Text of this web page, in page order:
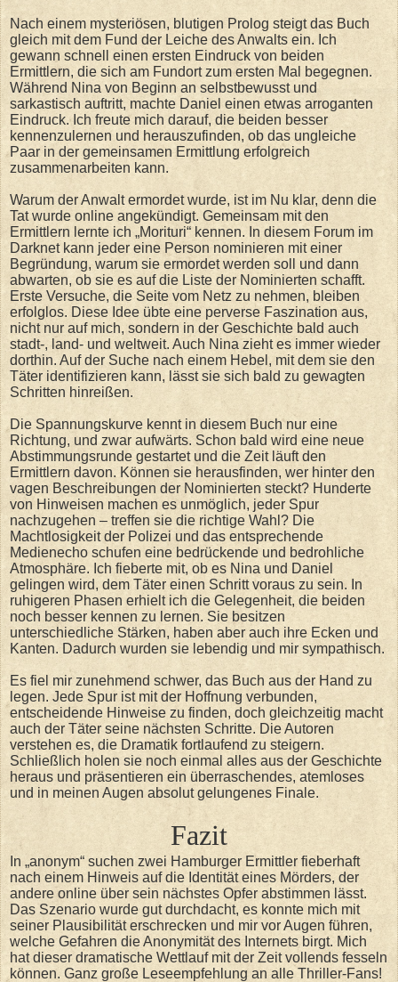
Nach einem mysteriösen, blutigen Prolog steigt das Buch
gleich mit dem Fund der Leiche des Anwalts ein. Ich
gewann schnell einen ersten Eindruck von beiden
Ermittlern, die sich am Fundort zum ersten Mal begegnen.
Während Nina von Beginn an selbstbewusst und
sarkastisch auftritt, machte Daniel einen etwas arroganten
Eindruck. Ich freute mich darauf, die beiden besser
kennenzulernen und herauszufinden, ob das ungleiche
Paar in der gemeinsamen Ermittlung erfolgreich
zusammenarbeiten kann.
Warum der Anwalt ermordet wurde, ist im Nu klar, denn die
Tat wurde online angekündigt. Gemeinsam mit den
Ermittlern lernte ich „Morituri“ kennen. In diesem Forum im
Darknet kann jeder eine Person nominieren mit einer
Begründung, warum sie ermordet werden soll und dann
abwarten, ob sie es auf die Liste der Nominierten schafft.
Erste Versuche, die Seite vom Netz zu nehmen, bleiben
erfolglos. Diese Idee übte eine perverse Faszination aus,
nicht nur auf mich, sondern in der Geschichte bald auch
stadt-, land- und weltweit. Auch Nina zieht es immer wieder
dorthin. Auf der Suche nach einem Hebel, mit dem sie den
Täter identifizieren kann, lässt sie sich bald zu gewagten
Schritten hinreißen.
Die Spannungskurve kennt in diesem Buch nur eine
Richtung, und zwar aufwärts. Schon bald wird eine neue
Abstimmungsrunde gestartet und die Zeit läuft den
Ermittlern davon. Können sie herausfinden, wer hinter den
vagen Beschreibungen der Nominierten steckt? Hunderte
von Hinweisen machen es unmöglich, jeder Spur
nachzugehen – treffen sie die richtige Wahl? Die
Machtlosigkeit der Polizei und das entsprechende
Medienecho schufen eine bedrückende und bedrohliche
Atmosphäre. Ich fieberte mit, ob es Nina und Daniel
gelingen wird, dem Täter einen Schritt voraus zu sein. In
ruhigeren Phasen erhielt ich die Gelegenheit, die beiden
noch besser kennen zu lernen. Sie besitzen
unterschiedliche Stärken, haben aber auch ihre Ecken und
Kanten. Dadurch wurden sie lebendig und mir sympathisch.
Es fiel mir zunehmend schwer, das Buch aus der Hand zu
legen. Jede Spur ist mit der Hoffnung verbunden,
entscheidende Hinweise zu finden, doch gleichzeitig macht
auch der Täter seine nächsten Schritte. Die Autoren
verstehen es, die Dramatik fortlaufend zu steigern.
Schließlich holen sie noch einmal alles aus der Geschichte
heraus und präsentieren ein überraschendes, atemloses
und in meinen Augen absolut gelungenes Finale.
Fazit
In „anonym“ suchen zwei Hamburger Ermittler fieberhaft
nach einem Hinweis auf die Identität eines Mörders, der
andere online über sein nächstes Opfer abstimmen lässt.
Das Szenario wurde gut durchdacht, es konnte mich mit
seiner Plausibilität erschrecken und mir vor Augen führen,
welche Gefahren die Anonymität des Internets birgt. Mich
hat dieser dramatische Wettlauf mit der Zeit vollends fesseln
können. Ganz große Leseempfehlung an alle Thriller-Fans!